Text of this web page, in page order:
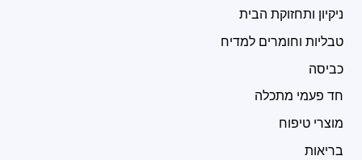
ניקיון ותחזוקת הבית
טבליות וחומרים למדיח
כביסה
חד פעמי מתכלה
מוצרי טיפוח
בריאות